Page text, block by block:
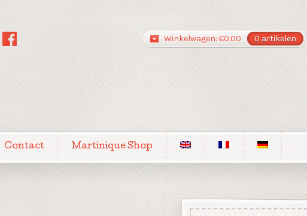
Winkelwagen: €0.00 0 artikelen
Contact Martinique Shop